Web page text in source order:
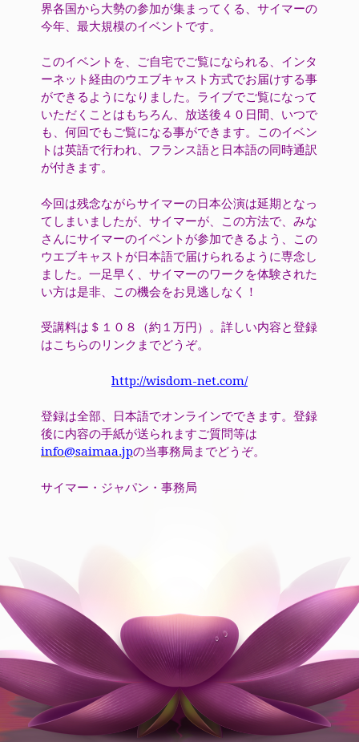
界各国から大勢の参加が集まってくる、サイマーの
今年、最大規模のイベントです。
このイベントを、ご自宅でご覧になられる、インタ
ーネット経由のウエブキャスト方式でお届けする事
ができるようになりました。ライブでご覧になって
いただくことはもちろん、放送後４０日間、いつで
も、何回でもご覧になる事ができます。このイベン
トは英語で行われ、フランス語と日本語の同時通訳
が付きます。
今回は残念ながらサイマーの日本公演は延期となっ
てしまいましたが、サイマーが、この方法で、みな
さんにサイマーのイベントが参加できるよう、この
ウエブキャストが日本語で届けられるように専念し
ました。一足早く、サイマーのワークを体験された
い方は是非、この機会をお見逃しなく！
受講料は＄１０８（約１万円）。詳しい内容と登録
はこちらのリンクまでどうぞ。
http://wisdom-net.com/
登録は全部、日本語でオンラインでできます。登録
後に内容の手紙が送られますご質問等は
info@saimaa.jpの当事務局までどうぞ。
サイマー・ジャパン・事務局